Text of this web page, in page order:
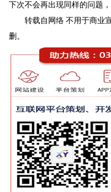
下次不会再出现同样的问题
转载自网络 不用于商业
删。